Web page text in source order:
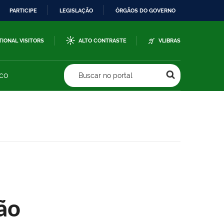
PARTICIPE LEGISLAÇÃO ÓRGÃOS DO GOVERNO
VISITORS ALTO CONTRASTE VLIBRAS
Buscar no portal